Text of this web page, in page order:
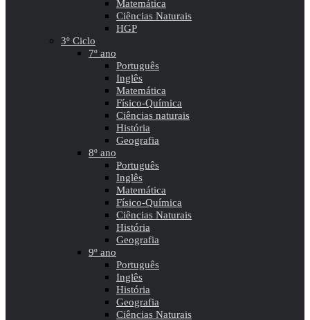
Matemática
Ciências Naturais
HGP
3º Ciclo
7º ano
Português
Inglês
Matemática
Físico-Química
Ciências naturais
História
Geografia
8º ano
Português
Inglês
Matemática
Físico-Química
Ciências Naturais
História
Geografia
9º ano
Português
Inglês
História
Geografia
Ciências Naturais